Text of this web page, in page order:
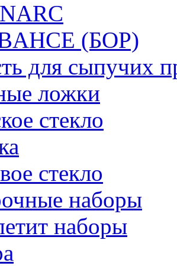
(БОР)
для сыпучих
ложки
стекло
стекло
наборы
наборы